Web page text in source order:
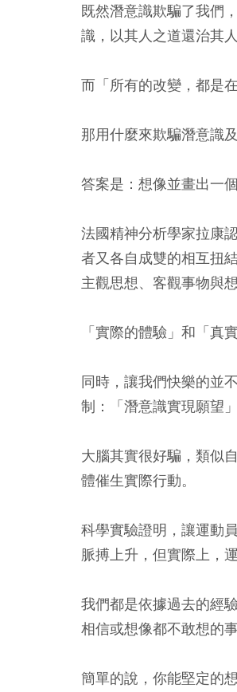
既然潛意識欺騙了我們
識，以其人之道還治其
而「所有的改變，都是
那用什麼來欺騙潛意識
答案是：想像並畫出一
法國精神分析學家拉康
者又各自成雙的相互扭
主觀思想、客觀事物與
「實際的體驗」和「真
同時，讓我們快樂的並
制：「潛意識實現願望
大腦其實很好騙，類似
體催生實際行動。
科學實驗證明，讓運動
脈搏上升，但實際上，
我們都是依據過去的經
相信或想像都不敢想的
簡單的說，你能堅定的